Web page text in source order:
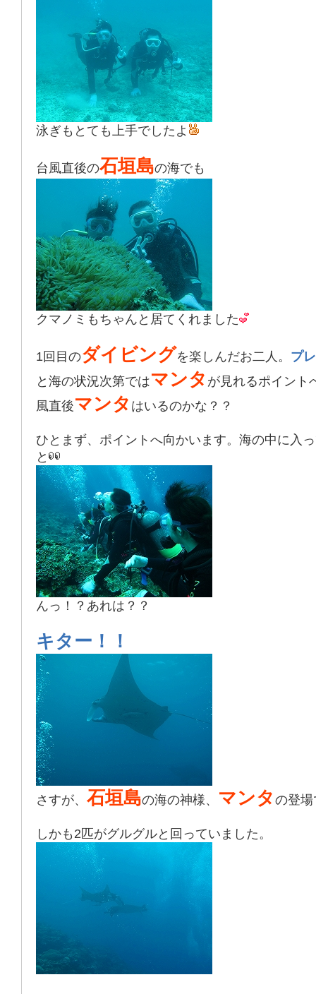
泳ぎもとても上手でしたよ
台風直後の石垣島の海でも
クマノミもちゃんと居てくれました
1回目のダイビングを楽しんだお二人。 プ
と海の状況次第ではマンタ が見れるポイント
風直後マンタ はいるのかな？？
ひとまず、ポイントへ向かいます。海の中に入
と
んっ！？あれは？？
キター！！
さすが、 石垣島の海の神様、 マンタ の登
しかも2匹がグルグルと回っていました。